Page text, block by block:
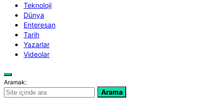
Teknoloji
Dünya
Enteresan
Tarih
Yazarlar
Videolar
Aramak:
Arama